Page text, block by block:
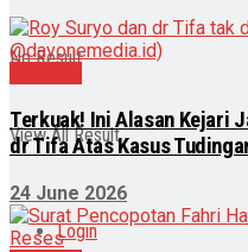
No Result
View All Result
Login
Terkuak! Ini Alasan Kejari
dr Tifa Atas Kasus
24 June 2026